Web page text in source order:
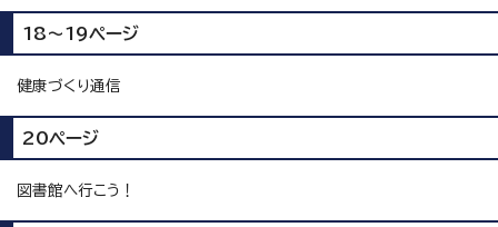
18～19ページ
健康づくり通信
20ページ
図書館へ行こう！